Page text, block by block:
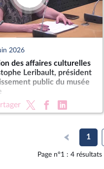
2026
des affaires culturelles
Leribault, président
public du musée
1
Page n°1 : 4